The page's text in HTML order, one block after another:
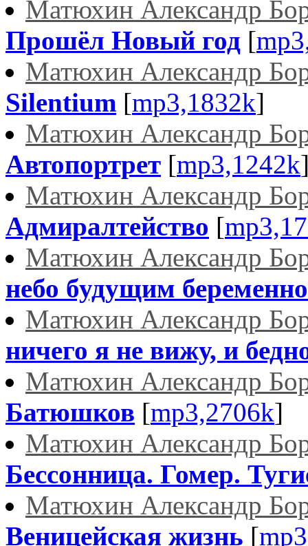
Матюхин Александр
Прошёл Новый год [
Матюхин Александр
Silentium [mp3,1832k]
Матюхин Александр
Автопортрет [mp3,1242k
Матюхин Александр
Адмиралтейство [
Матюхин Александр
небо будущим
Матюхин Александр
ничего я не вижу, и
Матюхин Александр
Батюшков [mp3,2706k]
Матюхин Александр
Бессонница. Гомер.
Матюхин Александр
Веницейская жизнь [